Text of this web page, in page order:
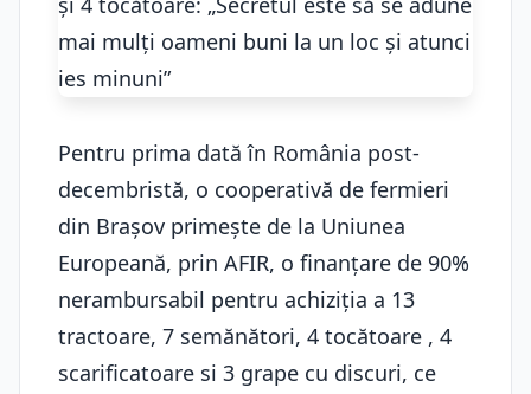
Pentru prima dată în România post-
decembristă, o cooperativă de fermieri
din Brașov primește de la Uniunea
Europeană, prin AFIR, o finanțare de 90%
nerambursabil pentru achiziția a 13
tractoare, 7 semănători, 4 tocătoare , 4
scarificatoare si 3 grape cu discuri, ce